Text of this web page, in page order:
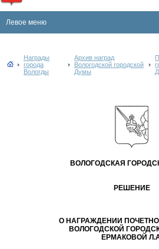
Левое меню
Награды
города
Вологды
Архив наград
Вологодской городской
Думы
ВОЛОГОДСКАЯ
РЕШЕНИЕ
О НАГРАЖДЕНИИ
ВОЛОГОДСКОЙ
ЕРМАКОВОЙ